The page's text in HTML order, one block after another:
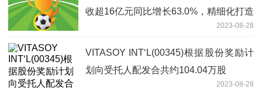
收超16亿元同比增长63.0%，精细化打造
重点单品，持续完善销售网络布局2023-08-28
VITASOY INT‘L(00345)根据股份奖励计
划向受托人配发合共约104.04万股
2023-08-28